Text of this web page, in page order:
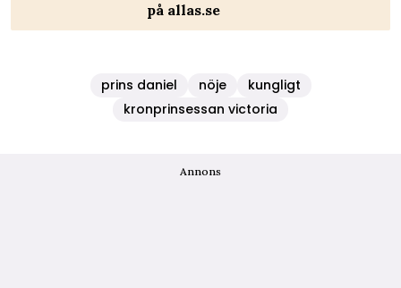
på allas.se
prins daniel nöje
kungligt
kronprinsessan victoria
Annons